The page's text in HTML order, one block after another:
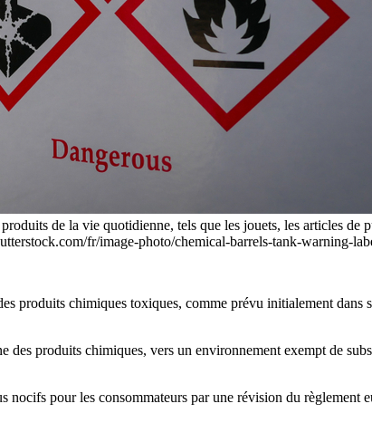
de la vie quotidienne, tels que les jouets, les articles de
fr/image-photo/chemical-barrels-tank-warning-
produits chimiques toxiques, comme prévu initialement dans
des produits chimiques, vers un environnement exempt de
pour les consommateurs par une révision du règlement